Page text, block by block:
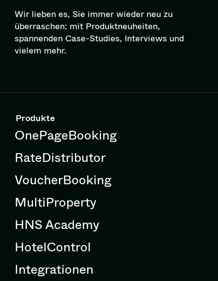
Wir lieben es, Sie immer wieder neu zu
überraschen: mit Pro­dukt­neu­hei­ten,
spannenden Case-Studies, Interviews und
vielem mehr.
Produkte
OnePageBooking
RateDistributor
VoucherBooking
MultiProperty
HNS Academy
HotelControl
Integrationen